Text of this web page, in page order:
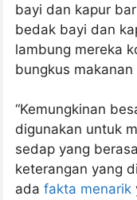
bayi dan kapur
bedak bayi dan
lambung mereka
bungkus
“Kemungkinan
digunakan untuk
sedap yang
keterangan yang
ada fakta menarik